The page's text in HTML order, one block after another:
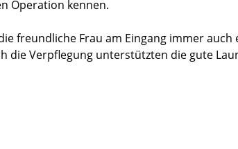
Operation kennen.
freundliche Frau am Eingang immer
Verpflegung unterstützten die gute
betroffen, der mir wirklich große
Häusern wäre ich wahrscheinlich